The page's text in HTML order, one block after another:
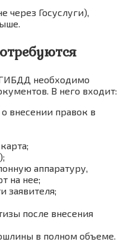
Госуслуги),
необходимо
В него входит:
внесении правок в
аппаратуру,
на нее;
заявителя;
после внесения
в полном объеме.